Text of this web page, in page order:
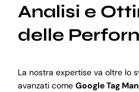
Analisi e
delle
La nostra expertise va oltre lo
avanzati come Google Tag